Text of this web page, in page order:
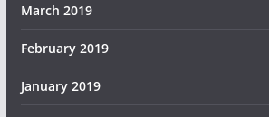
March 2019
February 2019
January 2019